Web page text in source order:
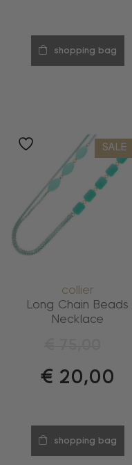
shopping bag
SALE
collier
Long Chain Beads
Necklace
€ 20,00
shopping bag